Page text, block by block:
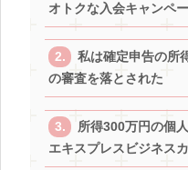
オトクな入会キャンペ
私は確定申告の所
の審査を落とされた
所得300万円の個
エキスプレスビジネス